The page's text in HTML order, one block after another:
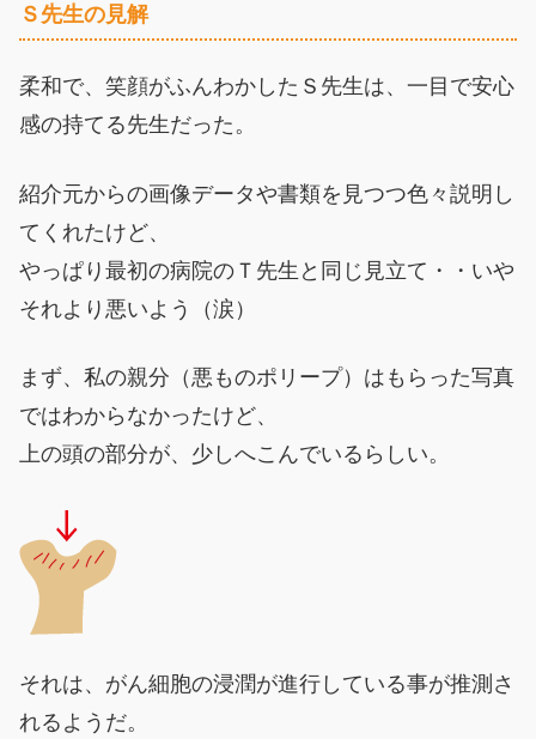
Ｓ先生の見解
柔和で、笑顔がふんわかしたＳ先生は、一目で安心
感の持てる先生だった。
紹介元からの画像データや書類を見つつ色々説明し
てくれたけど、
やっぱり最初の病院のＴ先生と同じ見立て・・いや
それより悪いよう（涙）
まず、私の親分（悪ものポリープ）はもらった写真
ではわからなかったけど、
上の頭の部分が、少しへこんでいるらしい。
それは、がん細胞の浸潤が進行している事が推測さ
れるようだ。